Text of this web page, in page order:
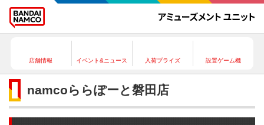
店舗情報 イベント&ニュース 入荷プライズ 設置ゲーム機
namcoららぽーと磐田店